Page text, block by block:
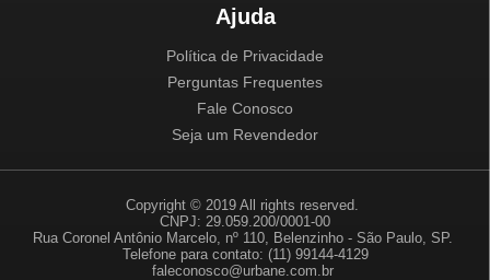
Ajuda
Política de Privacidade
Perguntas Frequentes
Fale Conosco
Seja um Revendedor
Copyright © 2019 All rights reserved.
CNPJ: 29.059.200/0001-00
Rua Coronel Antônio Marcelo, nº 110, Belenzinho - São Paulo, SP.
Telefone para contato: (11) 99144-4129
faleconosco@urbane.com.br